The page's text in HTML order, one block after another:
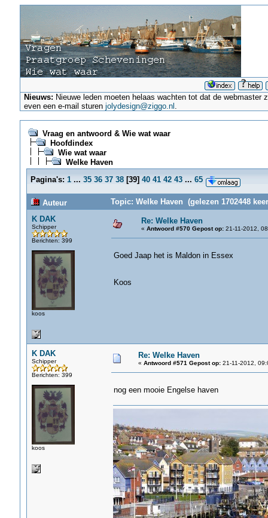
Nieuws: Nieuwe leden moeten helaas wachten tot dat de
even een e-mail sturenjolydesign@ziggo.nl .
Vraag en antwoord & Wie wat waar
Hoofdindex
Wie wat waar
Welke Haven
Pagina's: 1 ... 35 36 37 38[39] 40 41 42 43 ... 65
Auteur
Topic: Welke Haven (gelezen 1702448
K DAK
Schipper
Berichten: 399
koos
Re: Welke Haven
« Antwoord #570 Gepost op:21-11-2012,
Goed Jaap het is Maldon in Essex
Koos
K DAK
Schipper
Berichten: 399
koos
Re: Welke Haven
« Antwoord #571 Gepost op:21-11-2012,
nog een mooie Engelse haven